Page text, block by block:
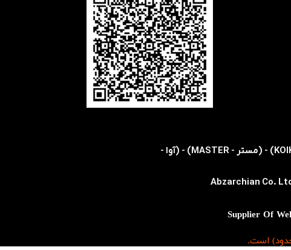
است.
​​اولین و تنها نمایندگی رسمی شرکت های (اس ام سی - SMC) - (هریس - HARRIS) - (کویکه - KOIKE) - (مستر - MASTER) - (آوا -
Abzarchian Co.